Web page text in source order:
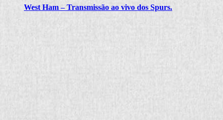
West Ham – Transmissão ao vivo dos Spurs.